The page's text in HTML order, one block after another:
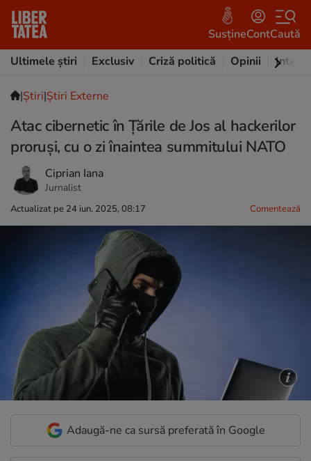
SusțineContCaută
Ultimele știri
Exclusiv Criză politică Opinii
|Ştiri|Știri Externe
Atac cibernetic în Țările de Jos al hackerilor
proruși, cu o zi înaintea summitului NATO
Ciprian Iana
Jurnalist
Actualizat pe 24 iun. 2025, 08:17 Comentează
Adaugă-ne ca sursă preferată în Google